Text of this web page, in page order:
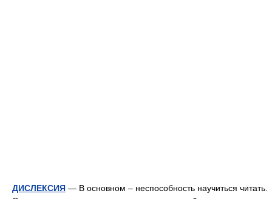
ДИСЛЕКСИЯ — В основном – неспособность научиться читать.